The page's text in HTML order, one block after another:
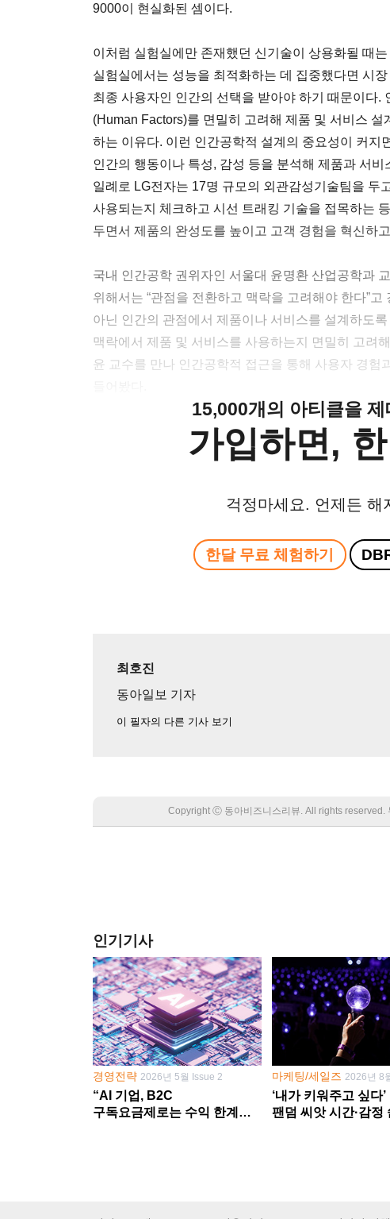
9000이 현실화된 셈이다.
이처럼 실험실에만 존재했던 신기술이 상용화될 때
실험실에서는 성능을 최적화하는 데 집중했다면 시
최종 사용자인 인간의 선택을 받아야 하기 때문이다.
(Human Factors)를 면밀히 고려해 제품 및 서비스
하는 이유다. 이런 인간공학적 설계의 중요성이 커지
인간의 행동이나 특성, 감성 등을 분석해 제품과 서
일례로 LG전자는 17명 규모의 외관감성기술팀을 두
사용되는지 체크하고 시선 트래킹 기술을 접목하는
두면서 제품의 완성도를 높이고 고객 경험을 혁신하
국내 인간공학 권위자인 서울대 윤명환 산업공학과
위해서는 “관점을 전환하고 맥락을 고려해야 한다”고
아닌 인간의 관점에서 제품이나 서비스를 설계하도
맥락에서 제품 및 서비스를 사용하는지 면밀히 고려
윤 교수를 만나 인간공학적 접근을 통해 사용자 경험
15,000개의 아티클을
가입하면,
걱정마세요. 언제든 해
한달 무료 체험하기
최호진
동아일보 기자
이 필자의 다른 기사 보기
Copyright Ⓒ 동아비즈니스리뷰. All rights reserved.
인기기사
경영전략 2026년 5월 Issue 2
“AI 기업, B2C
구독요금제로는 수익 한계
마케팅/세일즈 2026년 8
‘내가 키워주고 싶다’
팬덤 씨앗 시간·감정